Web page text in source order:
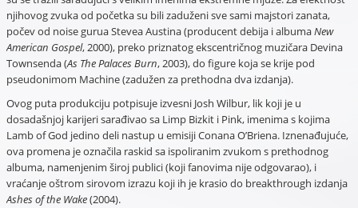
njihovog zvuka od početka su bili zaduženi sve sami majstori zanata,
počev od noise gurua Stevea Austina (producent debija i albumaNew
American Gospel, 2000), preko priznatog ekscentričnog muzičara Devina
Townsenda (As The Palaces Burn, 2003), do figure koja se krije pod
pseudonimom Machine (zadužen za prethodna dva izdanja).
Ovog puta produkciju potpisuje izvesni Josh Wilbur, lik koji je u
dosadašnjoj karijeri sarađivao sa Limp Bizkit i Pink, imenima s kojima
Lamb of God jedino deli nastup u emisiji Conana O’Briena. Iznenađujuće,
ova promena je označila raskid sa ispoliranim zvukom s prethodnog
albuma, namenjenim široj publici (koji fanovima nije odgovarao), i
vraćanje oštrom sirovom izrazu koji ih je krasio do breakthrough izdanja
Ashes of the Wake(2004).